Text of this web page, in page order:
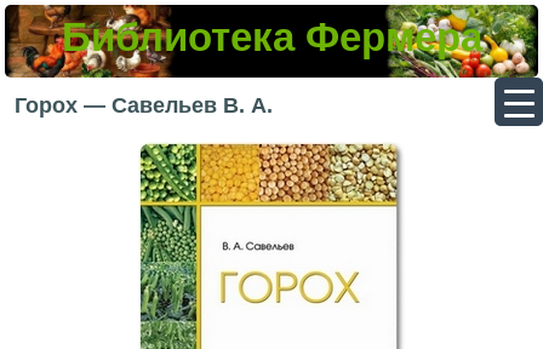
Библиотека Фермера
Горох — Савельев В. А.